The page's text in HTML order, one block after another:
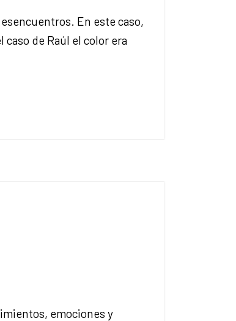
En este caso,
de Raúl el color era
emociones y